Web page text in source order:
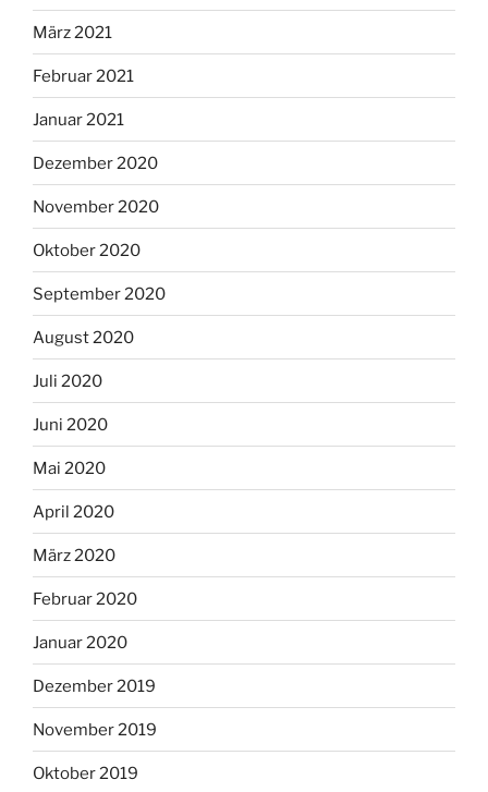
März 2021
Februar 2021
Januar 2021
Dezember 2020
November 2020
Oktober 2020
September 2020
August 2020
Juli 2020
Juni 2020
Mai 2020
April 2020
März 2020
Februar 2020
Januar 2020
Dezember 2019
November 2019
Oktober 2019